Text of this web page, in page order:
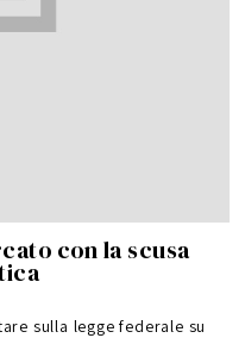
con la scusa
sulla legge federale su